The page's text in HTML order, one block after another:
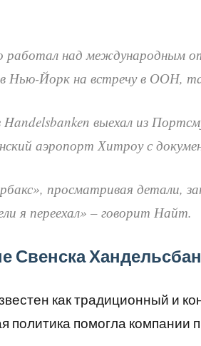
работал над международным
Нью-Йорк на встречу в ООН,
выехал из
аэропорт Хитроу с
просматривая детали,
я переехал» – говорит Найт.
Свенска
как традиционный и
политика помогла компании